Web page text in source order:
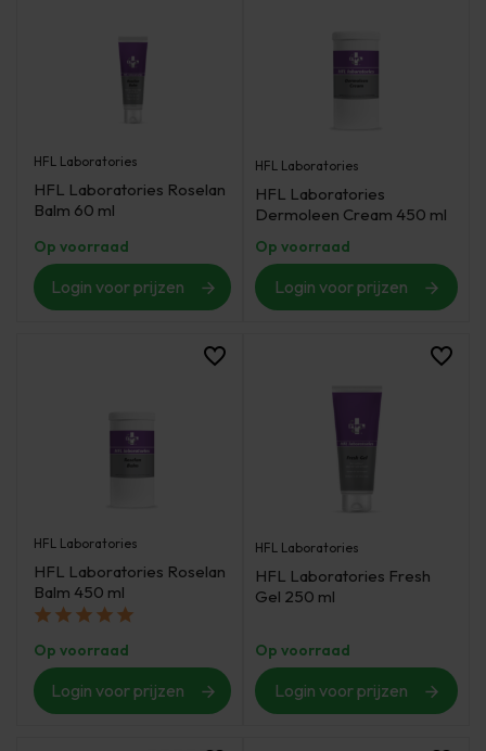
HFL Laboratories
HFL Laboratories Roselan
Balm 60 ml
Op voorraad
Login voor prijzen
HFL Laboratories
HFL Laboratories
Dermoleen Cream 450 ml
Op voorraad
Login voor prijzen
HFL Laboratories
HFL Laboratories Roselan
Balm 450 ml
Op voorraad
Login voor prijzen
HFL Laboratories
HFL Laboratories Fresh
Gel 250 ml
Op voorraad
Login voor prijzen